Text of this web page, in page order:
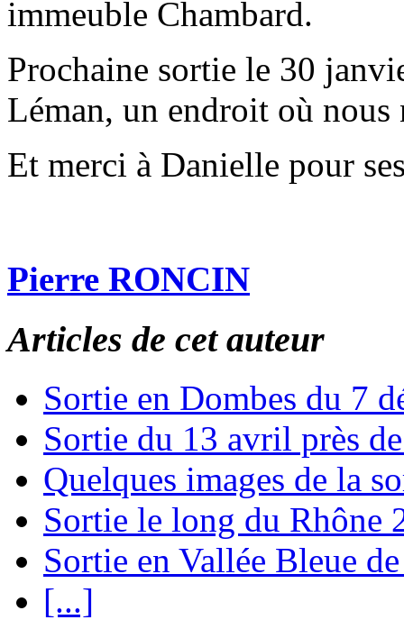
immeuble Chambard.
Prochaine sortie le 30
Léman, un endroit où nous
Et merci à Danielle pour
Pierre RONCIN
Articles de cet auteur
Sortie en Dombes du 7
Sortie du 13 avril près
Quelques images de la
Sortie le long du Rhône
Sortie en Vallée Bleue
[...]